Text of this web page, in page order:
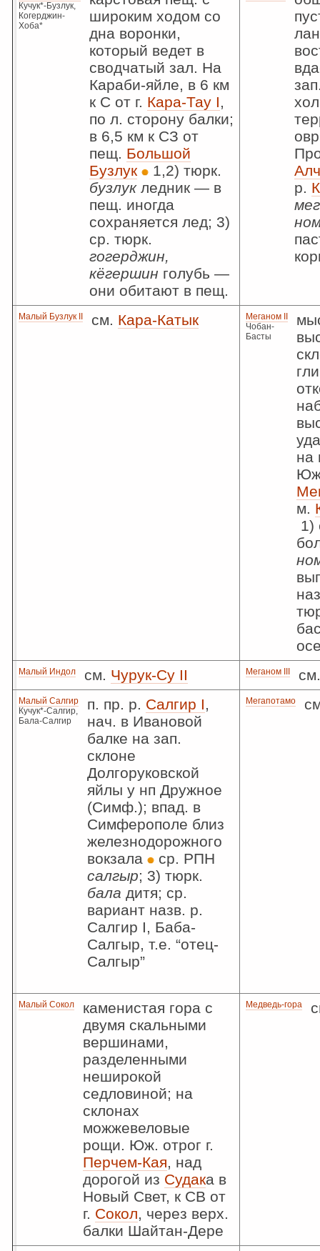
Кучук*-Бузлук,
Когерджин-
Хоба*
широким ходом со
дна воронки,
который ведет в
сводчатый зал. На
Караби-яйле, в 6 км
к С от г. Кара-Тау I,
по л. сторону балки;
в 6,5 км к СЗ от
пещ. Большой
Бузлук
1,2) тюрк.
бузлукледник — в
пещ. иногда
сохраняется лед; 3)
ср. тюрк.
гогерджин,
кёгершин голубь —
они обитают в пещ.
р.
Малый Бузлук II см. Кара-Катык
Меганом II
Чобан-
Басты
на
м.
1)
Малый Индол см. Чурук-Су II Меганом III
Малый Салгир
Кучук*-Салгир,
Бала-Салгир
п. пр. р. Салгир I,
нач. в Ивановой
балке на зап.
склоне
Долгоруковской
яйлы у нп Дружное
(Симф.); впад. в
Симферополе близ
железнодорожного
вокзала
ср. РПН
салгыр; 3) тюрк.
бала дитя; ср.
вариант назв. р.
Салгир I, Баба-
Салгыр, т.е. “отец-
Салгыр”
Мегапотамо
Малый Сокол
каменистая гора с
двумя скальными
вершинами,
разделенными
неширокой
седловиной; на
склонах
можжевеловые
рощи. Юж. отрог г.
Перчем-Кая, над
дорогой из Судака в
Новый Свет, к СВ от
г. Сокол, через верх.
балки Шайтан-Дере
Медведь-гора